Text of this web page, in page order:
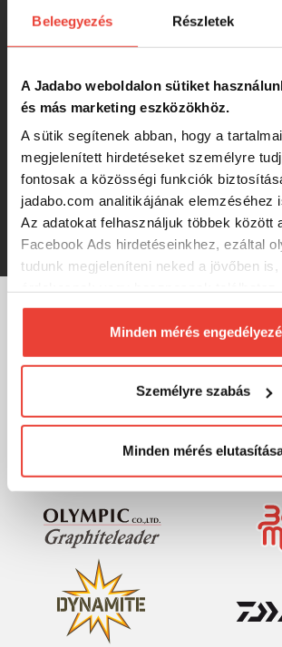
Beleegyezés Részletek
A Jadabo weboldalon sütiket
és más marketing eszközökhöz.
A sütik segítenek abban, hogy a
megjelenített hirdetéseket személyre
fontosak a közösségi funkciók
jadabo.com analitikájának elemzéséhez
Az adatokat felhasználjuk többek között
Facebook Ads hirdetéseinkhez, ezáltal
tudunk megjeleníteni neked a jövőben is,
biztosításához arra kérünk, hogy
számunkra minden mérés használatát.
Természetesensoha semmilyen
megváltoztathatod a döntésed ezzel
Előre is köszönjük!
Minden mérés
Személyre szabás
Minden mérés
FC COB
4 600 Ft
Carp Expert Magnet
4 590 Ft
MÁRKÁINK